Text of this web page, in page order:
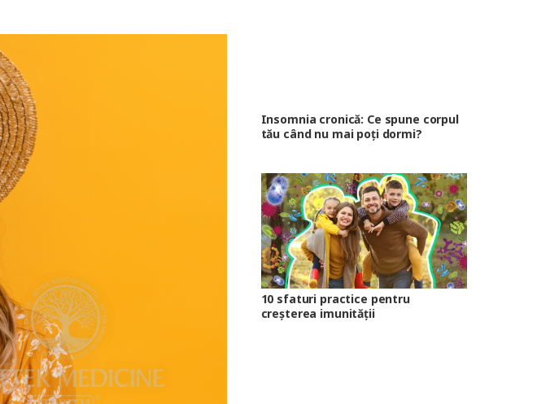
Insomnia cronică: Ce spune corpul
tău când nu mai poți dormi?
10 sfaturi practice pentru
creșterea imunității